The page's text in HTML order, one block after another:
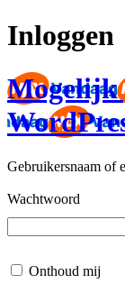
Inloggen
Mogelijk
Gebruikersnaam of
Wachtwoord
Onthoud mij